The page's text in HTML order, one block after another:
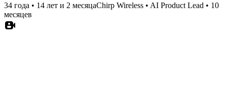
34 года • 14 лет и 2 месяцаChirp Wireless • AI Product Lead • 10
месяцев